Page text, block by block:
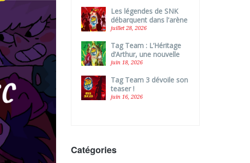
Les légendes de SNK
débarquent dans l'arène
de Tag Team !
juillet 28, 2026
Tag Team : L’Héritage
d’Arthur, une nouvelle
boîte autonome !
juin 18, 2026
Tag Team 3 dévoile son
teaser !
juin 16, 2026
Catégories